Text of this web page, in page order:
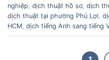
nghiệp dịch thuật hồ sơ, dịch
dịch thuật tại phường Phú Lợi
HCM dịch tiếng Anh sang tiếng